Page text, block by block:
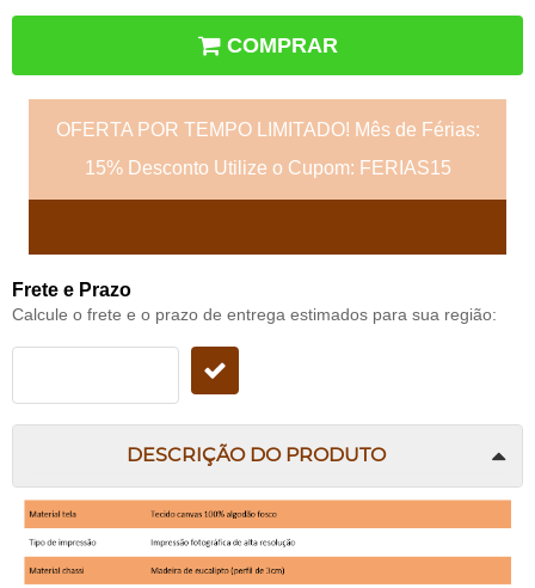
COMPRAR
OFERTA POR TEMPO LIMITADO! Mês de Férias:
15% Desconto Utilize o Cupom: FERIAS15
Frete e Prazo
Calcule o frete e o prazo de entrega estimados para sua região:
DESCRIÇÃO DO PRODUTO